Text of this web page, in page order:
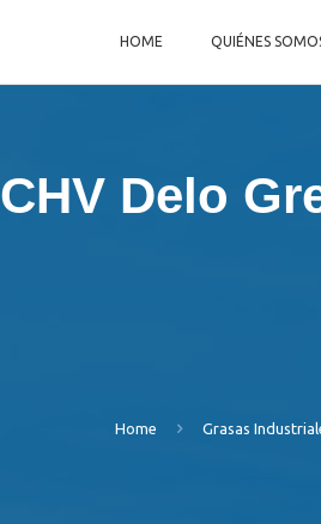
HOME QUIÉNES
CHV Delo
Home Grasas